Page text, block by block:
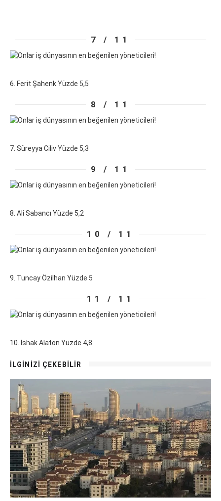
7 / 11
6. Ferit Şahenk Yüzde 5,5
8 / 11
7. Süreyya Ciliv Yüzde 5,3
9 / 11
8. Ali Sabancı Yüzde 5,2
10 / 11
9. Tuncay Özilhan Yüzde 5
11 / 11
10. İshak Alaton Yüzde 4,8
İLGİNİZİ ÇEKEBİLİR